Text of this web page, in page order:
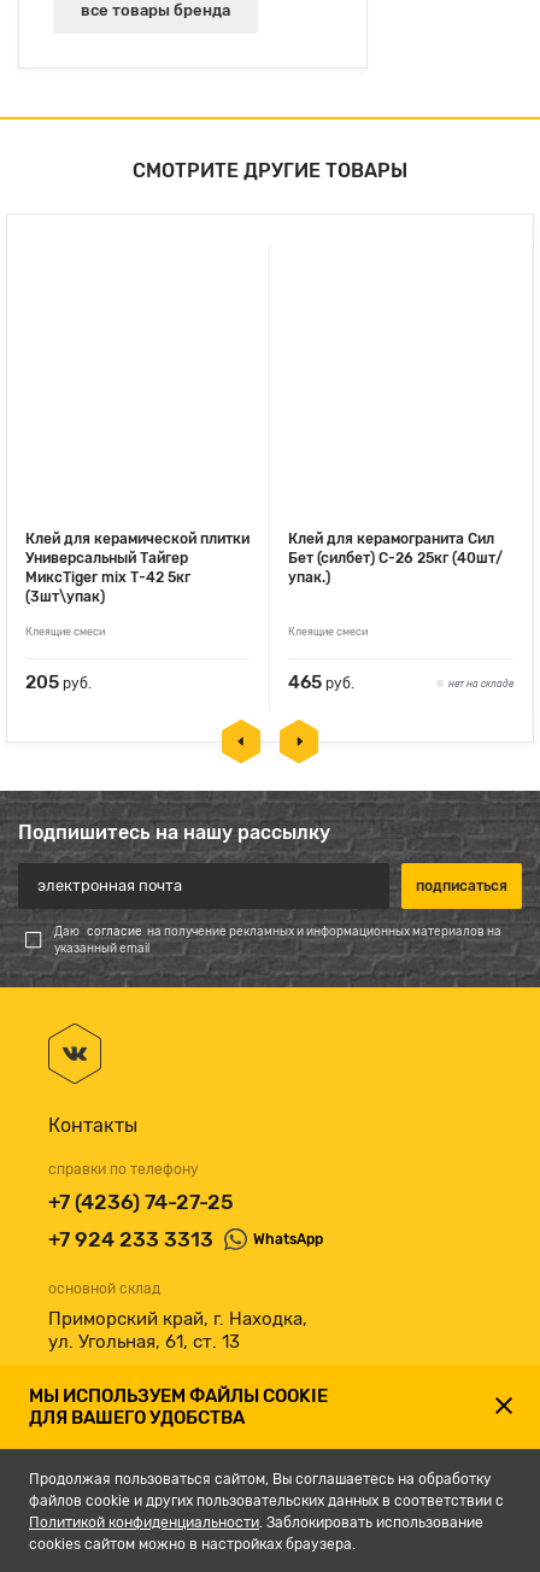
все товары бренда
СМОТРИТЕ ДРУГИЕ ТОВАРЫ
Клей для керамической плитки
Универсальный Тайгер
МиксTiger mix Т-42 5кг
(3шт\упак)
Клеящие смеси
205 руб.
Клей для керамогранита Сил
Бет (силбет) С-26 25кг (40шт/
упак.)
Клеящие смеси
465 руб. нет на складе
Подпишитесь на нашу рассылку
Даю согласие на получение рекламных и информационных материалов на
указанный email
Контакты
справки по телефону
+7 (4236) 74-27-25
+7 924 233 3313
WhatsApp
основной склад
Приморский край, г. Находка,
ул. Угольная, 61, ст. 13
принимаем к оплате
МЫ ИСПОЛЬЗУЕМ ФАЙЛЫ COOKIE
ДЛЯ ВАШЕГО УДОБСТВА
Продолжая пользоваться сайтом, Вы соглашаетесь на обработку
файлов cookie и других пользовательских данных в соответствии с
Политикой конфиденциальности. Заблокировать использование
cookies сайтом можно в настройках браузера.